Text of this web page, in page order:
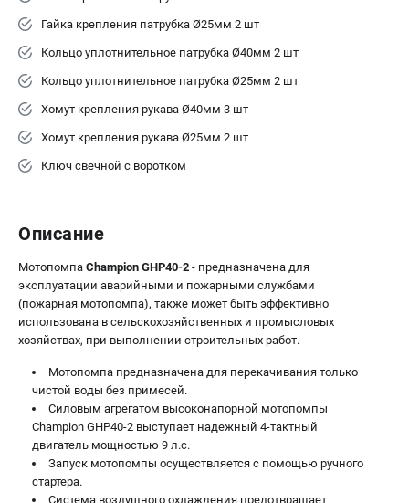
Гайка крепления патрубка Ø25мм 2 шт
Кольцо уплотнительное патрубка Ø40мм 2 шт
Кольцо уплотнительное патрубка Ø25мм 2 шт
Хомут крепления рукава Ø40мм 3 шт
Хомут крепления рукава Ø25мм 2 шт
Ключ свечной с воротком
Описание
Мотопомпа Champion GHP40-2 - предназначена для
эксплуатации аварийными и пожарными службами
(пожарная мотопомпа), также может быть эффективно
использована в сельскохозяйственных и промысловых
хозяйствах, при выполнении строительных работ.
Мотопомпа предназначена для перекачивания только
чистой воды без примесей.
Силовым агрегатом высоконапорной мотопомпы
Champion GHP40-2 выступает надежный 4-тактный
двигатель мощностью 9 л.с.
Запуск мотопомпы осуществляется с помощью ручного
стартера.
Система воздушного охлаждения предотвращает